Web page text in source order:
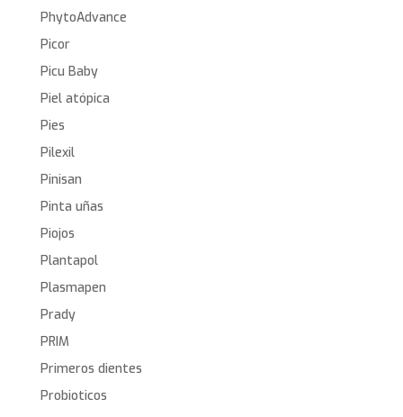
PhytoAdvance
Picor
Picu Baby
Piel atópica
Pies
Pilexil
Pinisan
Pinta uñas
Piojos
Plantapol
Plasmapen
Prady
PRIM
Primeros dientes
Probioticos